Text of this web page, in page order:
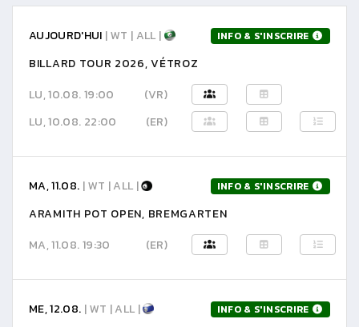
AUJOURD'HUI | WT | ALL | INFO & S'INSCRIRE
BILLARD TOUR 2026, VÉTROZ
LU, 10.08. 19:00
(VR)
LU, 10.08. 22:00
(ER)
MA, 11.08. | WT | ALL | INFO & S'INSCRIRE
ARAMITH POT OPEN, BREMGARTEN
MA, 11.08. 19:30
(ER)
ME, 12.08. | WT | ALL | INFO & S'INSCRIRE